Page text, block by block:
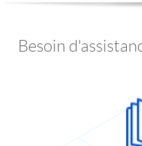
Besoin